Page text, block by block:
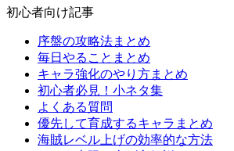
初心者向け記事
序盤の攻略法まとめ
毎日やることまとめ
キャラ強化のやり方まとめ
初心者必見！小ネタ集
よくある質問
優先して育成するキャラまとめ
海賊レベル上げの効率的な方法